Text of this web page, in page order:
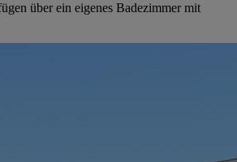
über ein eigenes Badezimmer mit